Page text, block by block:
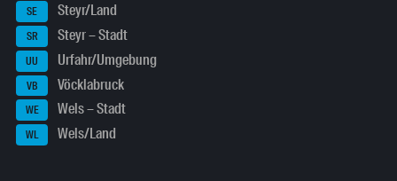
SE Steyr/Land
SR Steyr – Stadt
UU Urfahr/Umgebung
VB Vöcklabruck
WE Wels – Stadt
WL Wels/Land